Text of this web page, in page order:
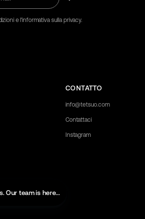
e l'informativa sulla privacy.
CONTATTO
info@tetsuo.com
Contattaci
Instagram
Our team is here to help with any questions